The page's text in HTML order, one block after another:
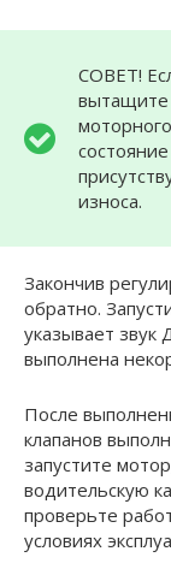
СОВЕТ!
вытащите
износа.
Закончив
обратно.
указывает звук
выполнена
После
клапанов
запустите
водительскую
проверьте
условиях